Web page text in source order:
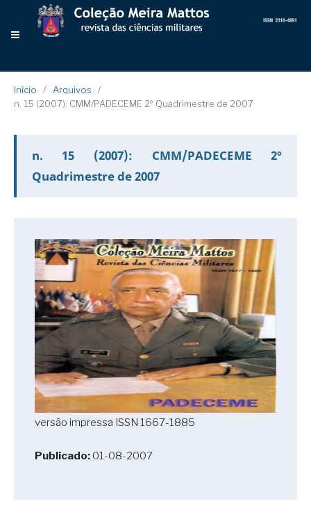
Início / Arquivos
/
n. 15 (2007): CMM/PADECEME 2º Quadrimestre de 2007
n. 15 (2007): CMM/PADECEME 2º
Quadrimestre de 2007
versão impressa ISSN 1667-1885
Publicado: 01-08-2007